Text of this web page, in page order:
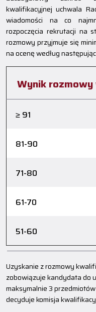
kwalifikacyjnej uchwala
wiadomości na co
rozpoczęcia rekrutacji na
rozmowy przyjmuje się
na ocenę według
Wynik rozmowy
≥ 91
81-90
71-80
61-70
51-60
Uzyskanie z rozmowy
zobowiązuje kandydata do
maksymalnie 3
decyduje komisja